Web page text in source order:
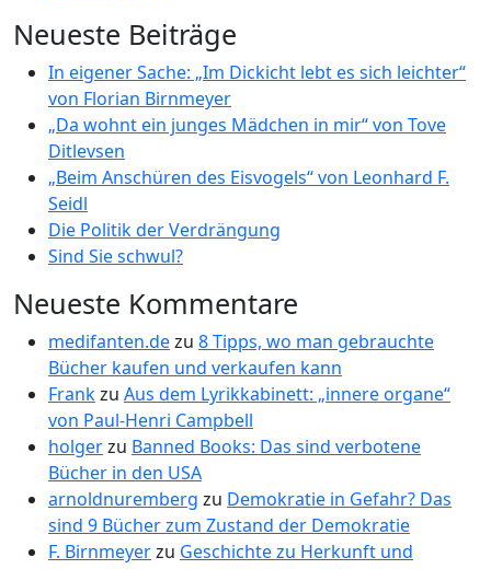
Neueste Beiträge
In eigener Sache: „Im Dickicht lebt es sich leichter“
von Florian Birnmeyer
„Da wohnt ein junges Mädchen in mir“ von Tove
Ditlevsen
„Beim Anschüren des Eisvogels“ von Leonhard F.
Seidl
Die Politik der Verdrängung
Sind Sie schwul?
Neueste Kommentare
medifanten.dezu 8 Tipps, wo man gebrauchte
Bücher kaufen und verkaufen kann
Frankzu Aus dem Lyrikkabinett: „innere organe“
von Paul-Henri Campbell
holgerzu Banned Books: Das sind verbotene
Bücher in den USA
arnoldnuremberg zu Demokratie in Gefahr? Das
sind 9 Bücher zum Zustand der Demokratie
F. Birnmeyerzu Geschichte zu Herkunft und